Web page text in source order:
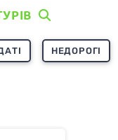
НЕДОРОГІ